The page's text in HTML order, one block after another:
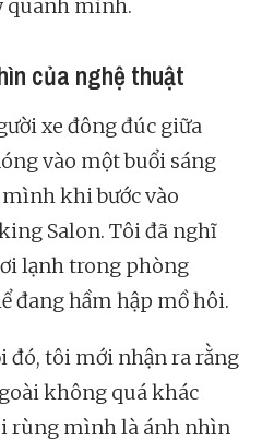
quanh mình.
của nghệ thuật
xe đông đúc giữa
vào một buổi sáng
khi bước vào
Salon. Tôi đã nghĩ
lạnh trong phòng
đang hầm hập mồ hôi.
đó, tôi mới nhận ra rằng
không quá khác
rùng mình là ánh nhìn